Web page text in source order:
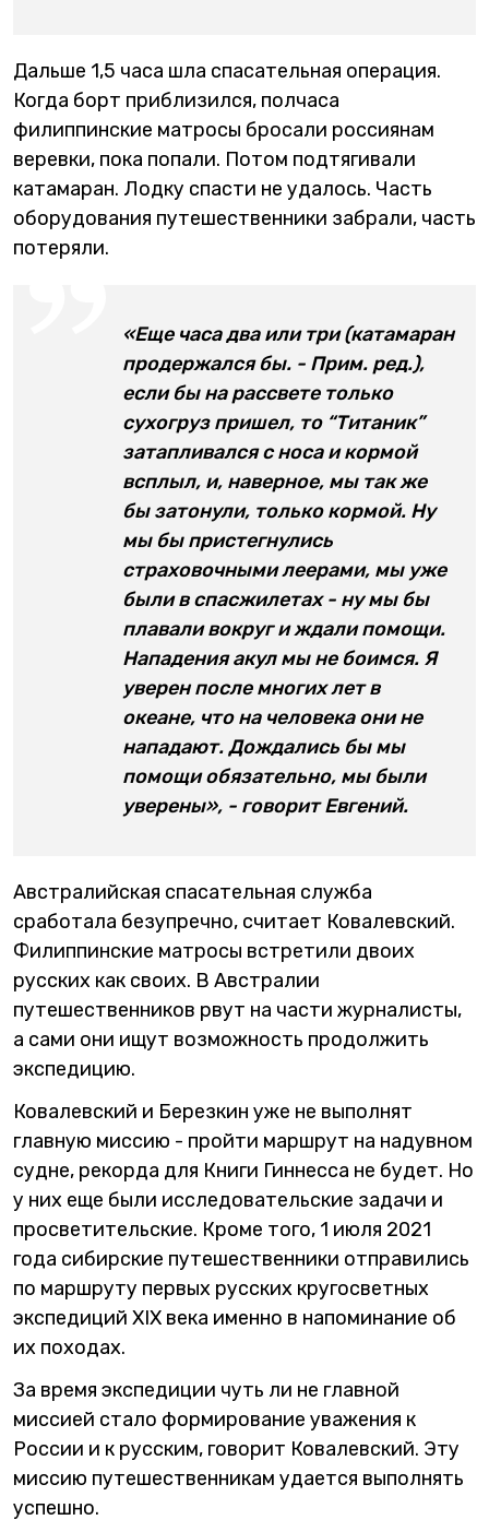
Дальше 1,5 часа шла спасательная операция.
Когда борт приблизился, полчаса
филиппинские матросы бросали россиянам
веревки, пока попали. Потом подтягивали
катамаран. Лодку спасти не удалось. Часть
оборудования путешественники забрали, часть
потеряли.
«Еще часа два или три (катамаран
продержался бы. - Прим. ред.),
если бы на рассвете только
сухогруз пришел, то “Титаник”
затапливался с носа и кормой
всплыл, и, наверное, мы так же
бы затонули, только кормой. Ну
мы бы пристегнулись
страховочными леерами, мы уже
были в спасжилетах - ну мы бы
плавали вокруг и ждали помощи.
Нападения акул мы не боимся. Я
уверен после многих лет в
океане, что на человека они не
нападают. Дождались бы мы
помощи обязательно, мы были
уверены», - говорит Евгений.
Австралийская спасательная служба
сработала безупречно, считает Ковалевский.
Филиппинские матросы встретили двоих
русских как своих. В Австралии
путешественников рвут на части журналисты,
а сами они ищут возможность продолжить
экспедицию.
Ковалевский и Березкин уже не выполнят
главную миссию - пройти маршрут на надувном
судне, рекорда для Книги Гиннесса не будет. Но
у них еще были исследовательские задачи и
просветительские. Кроме того, 1 июля 2021
года сибирские путешественники отправились
по маршруту первых русских кругосветных
экспедиций XIX века именно в напоминание об
их походах.
За время экспедиции чуть ли не главной
миссией стало формирование уважения к
России и к русским, говорит Ковалевский. Эту
миссию путешественникам удается выполнять
успешно.